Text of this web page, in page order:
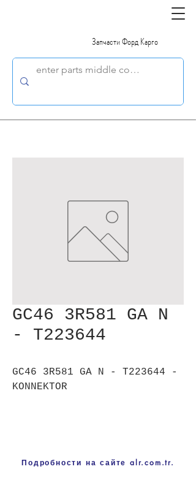
Запчасти Форд Карго
GC46 3R581 GA N
- T223644
GC46 3R581 GA N - T223644 -
KONNEKTOR
Подробности на сайте alr.com.tr.